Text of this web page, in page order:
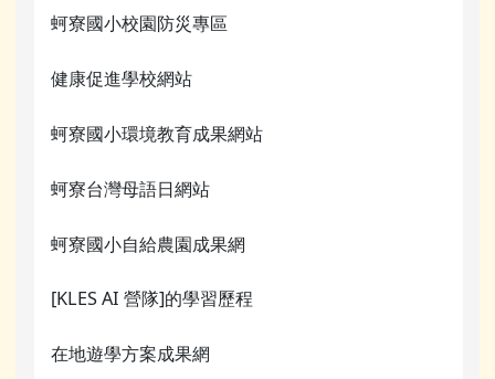
蚵寮國小校園防災專區
健康促進學校網站
蚵寮國小環境教育成果網站
蚵寮台灣母語日網站
蚵寮國小自給農園成果網
[KLES AI 營隊]的學習歷程
在地遊學方案成果網